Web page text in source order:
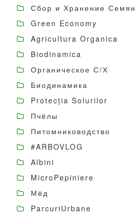
Сбор и Хранение Семян
Green Economy
Agricultura Organica
Biodinamica
Органическое С/Х
Биодинамика
Protecția Solurilor
Пчёлы
Питомниководство
#ARBOVLOG
Albini
MicroPepiniere
Мёд
ParcuriUrbane